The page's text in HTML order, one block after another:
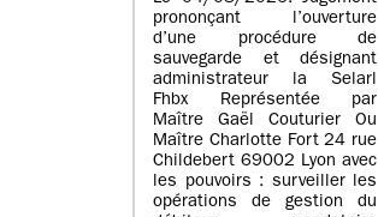
prononçant l’ouverture
d’une procédure de
sauvegarde et désignant
administrateur la Selarl
Fhbx Représentée par
Maître Gaël Couturier Ou
Maître Charlotte Fort 24 rue
Childebert 69002 Lyon avec
les pouvoirs : surveiller les
opérations de gestion du